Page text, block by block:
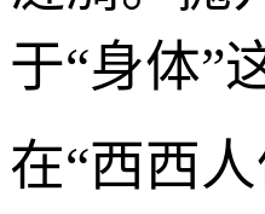
于“身体”
在“西西